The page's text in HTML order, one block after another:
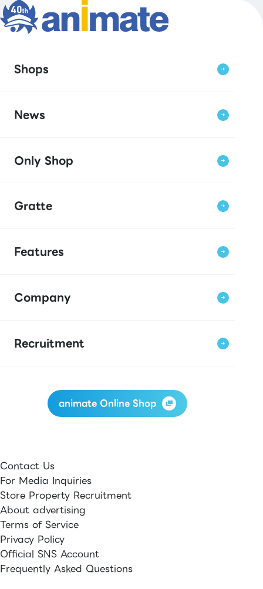
Shops
News
Only Shop
Gratte
Features
Company
Recruitment
animate Online Shop
Contact Us
For Media Inquiries
Store Property Recruitment
About advertising
Terms of Service
Privacy Policy
Official SNS Account
Frequently Asked Questions